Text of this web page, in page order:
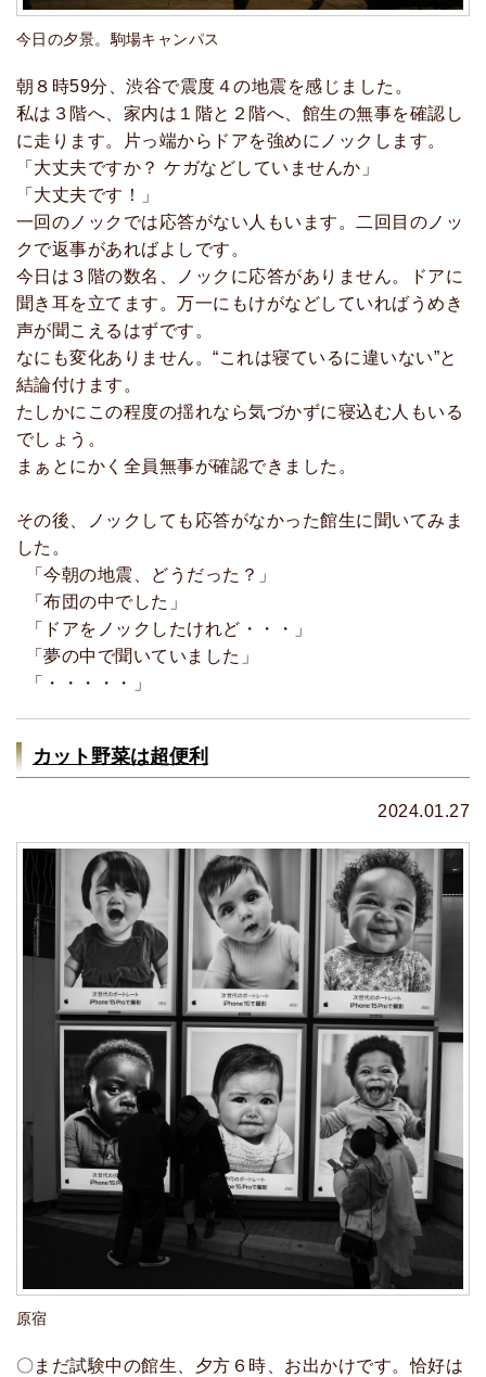
今日の夕景。駒場キャンパス
朝８時59分、渋谷で震度４の地震を感じました。
私は３階へ、家内は１階と２階へ、館生の無事を確認し
に走ります。片っ端からドアを強めにノックします。
「大丈夫ですか？ ケガなどしていませんか」
「大丈夫です！」
一回のノックでは応答がない人もいます。二回目のノッ
クで返事があればよしです。
今日は３階の数名、ノックに応答がありません。ドアに
聞き耳を立てます。万一にもけがなどしていればうめき
声が聞こえるはずです。
なにも変化ありません。“これは寝ているに違いない”と
結論付けます。
たしかにこの程度の揺れなら気づかずに寝込む人もいる
でしょう。
まぁとにかく全員無事が確認できました。
その後、ノックしても応答がなかった館生に聞いてみま
した。
「今朝の地震、どうだった？」
「布団の中でした」
「ドアをノックしたけれど・・・」
「夢の中で聞いていました」
「・・・・・」
カット野菜は超便利
2024.01.27
原宿
〇まだ試験中の館生、夕方６時、お出かけです。恰好は